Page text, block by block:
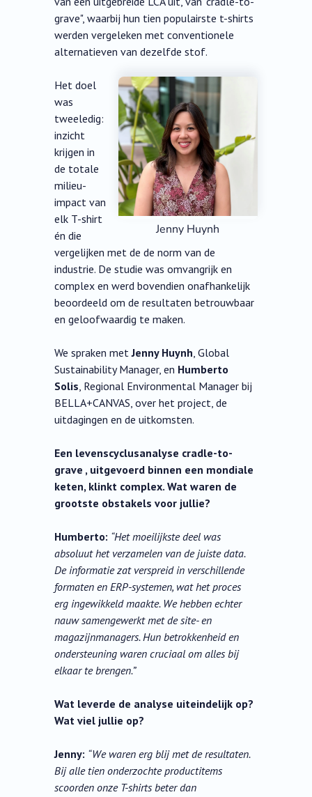
grave", waarbij hun tien populairste t-shirts
werden vergeleken met conventionele
alternatieven van dezelfde stof.
Jenny Huynh
Het doel
was
tweeledig:
inzicht
krijgen in
de totale
milieu-
impact van
elk T-shirt
én die
vergelijken met de de norm van de
industrie. De studie was omvangrijk en
complex en werd bovendien onafhankelijk
beoordeeld om de resultaten betrouwbaar
en geloofwaardig te maken.
We spraken metJenny Huynh, Global
Sustainability Manager, en Humberto
Solis, Regional Environmental Manager bij
BELLA+CANVAS, over het project, de
uitdagingen en de uitkomsten.
Een levenscyclusanalyse cradle-to-
grave , uitgevoerd binnen een mondiale
keten, klinkt complex. Wat waren de
grootste obstakels voor jullie?
Humberto: “Het moeilijkste deel was
absoluut het verzamelen van de juiste data.
De informatie zat verspreid in verschillende
formaten en ERP-systemen, wat het proces
erg ingewikkeld maakte. We hebben echter
nauw samengewerkt met de site- en
magazijnmanagers. Hun betrokkenheid en
ondersteuning waren cruciaal om alles bij
elkaar te brengen.”
Wat leverde de analyse uiteindelijk op?
Wat viel jullie op?
Jenny: “We waren erg blij met de resultaten.
Bij alle tien onderzochte productitems
scoorden onze T-shirts beter dan